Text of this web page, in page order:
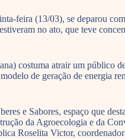
feira (13/03), se deparou
no ato, que teve
costuma atrair um público
de geração de energia
e Sabores, espaço que
da Agroecologia e da
Roselita Victor,